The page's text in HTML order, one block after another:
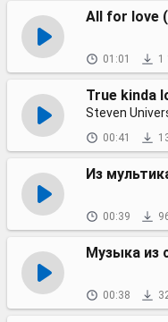
All for love
01:01 1
True kinda
00:41
00:39
Музыка из
00:38